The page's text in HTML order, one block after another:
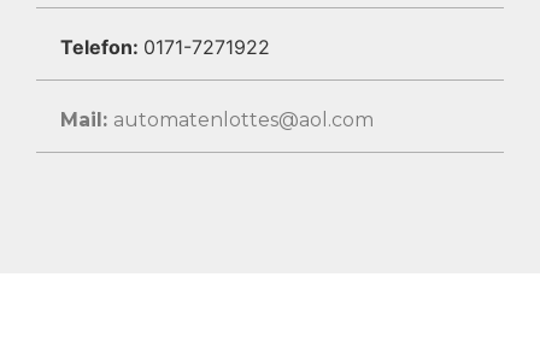
Telefon: 0171-7271922
Mail: automatenlottes@aol.com